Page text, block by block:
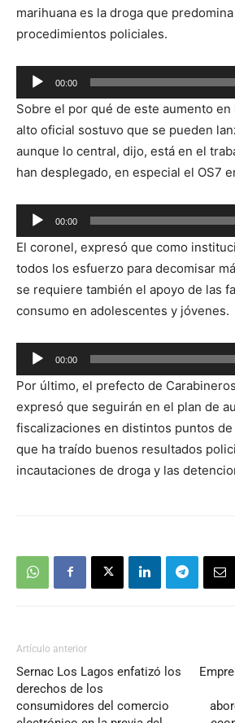
marihuana es la droga que
procedimientos policiales.
Reproductor
de
audio
00:00
Sobre el por qué de este aumento
alto oficial sostuvo que se pueden
aunque lo central, dijo, está en el
han desplegado, en especial el OS7
Reproductor
de
audio
00:00
El coronel, expresó que como
todos los esfuerzo para decomisar
se requiere también el apoyo de las
consumo en adolescentes y jóvenes.
Reproductor
de
audio
00:00
Por último, el prefecto de
expresó que seguirán en el plan de
fiscalizaciones en distintos puntos de
que ha traído buenos resultados
incautaciones de droga y las
Artículo anterior
Sernac Los Lagos enfatizó los
derechos de los
consumidores del comercio